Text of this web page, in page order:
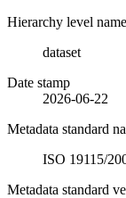
Hierarchy level name
dataset
Date stamp
2026-06-22
Metadata standard
ISO 19115/
Metadata standard